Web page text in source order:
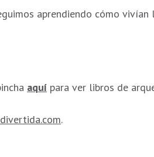
aprendiendo cómo
aquí para ver libros de
.